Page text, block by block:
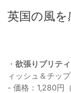
英国の風
・ 欲張りブリテ
ィッシュ＆チップ
- 価格：1,280円